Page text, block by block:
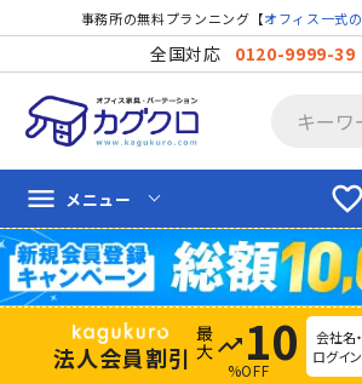
事務所の無料プランニング【オフィス一式
全国対応 0120-9999-39
favorite_border
menu メニュー
法人会員割引 trending_up 10
%OFF
会社名
ログイ